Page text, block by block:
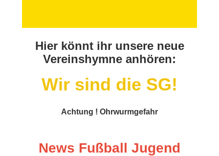
Hier könnt ihr unsere neue
Vereinshymne anhören:
Wir sind die SG!
Achtung ! Ohrwurmgefahr
News Fußball Jugend